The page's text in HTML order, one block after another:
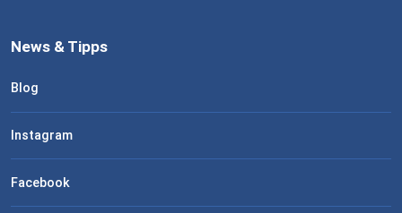
News & Tipps
Blog
Instagram
Facebook